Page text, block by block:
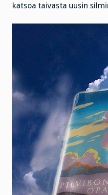
katsoa taivasta uusin